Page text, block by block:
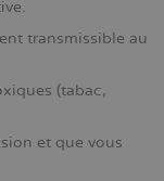
transmissible au
(tabac,
et que vous